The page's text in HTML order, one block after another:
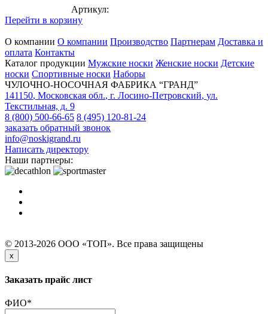
Артикул:
Перейти в корзину
О компании О компании Производство Партнерам Доставка и
оплата Контакты
Каталог продукции Мужские носки Женские носки Детские
носки Спортивные носки Наборы
ЧУЛОЧНО-НОСОЧНАЯ ФАБРИКА “ГРАНД”
141150, Московская обл., г. Лосино-Петровский, ул.
Текстильная, д. 9
8 (800) 500-66-65 8 (495) 120-81-24
заказать обратный звонок
info@noskigrand.ru
Написать директору
Наши партнеры:
© 2013-2026 ООО «ТОП». Все права защищены
x
Заказать прайс лист
ФИО*